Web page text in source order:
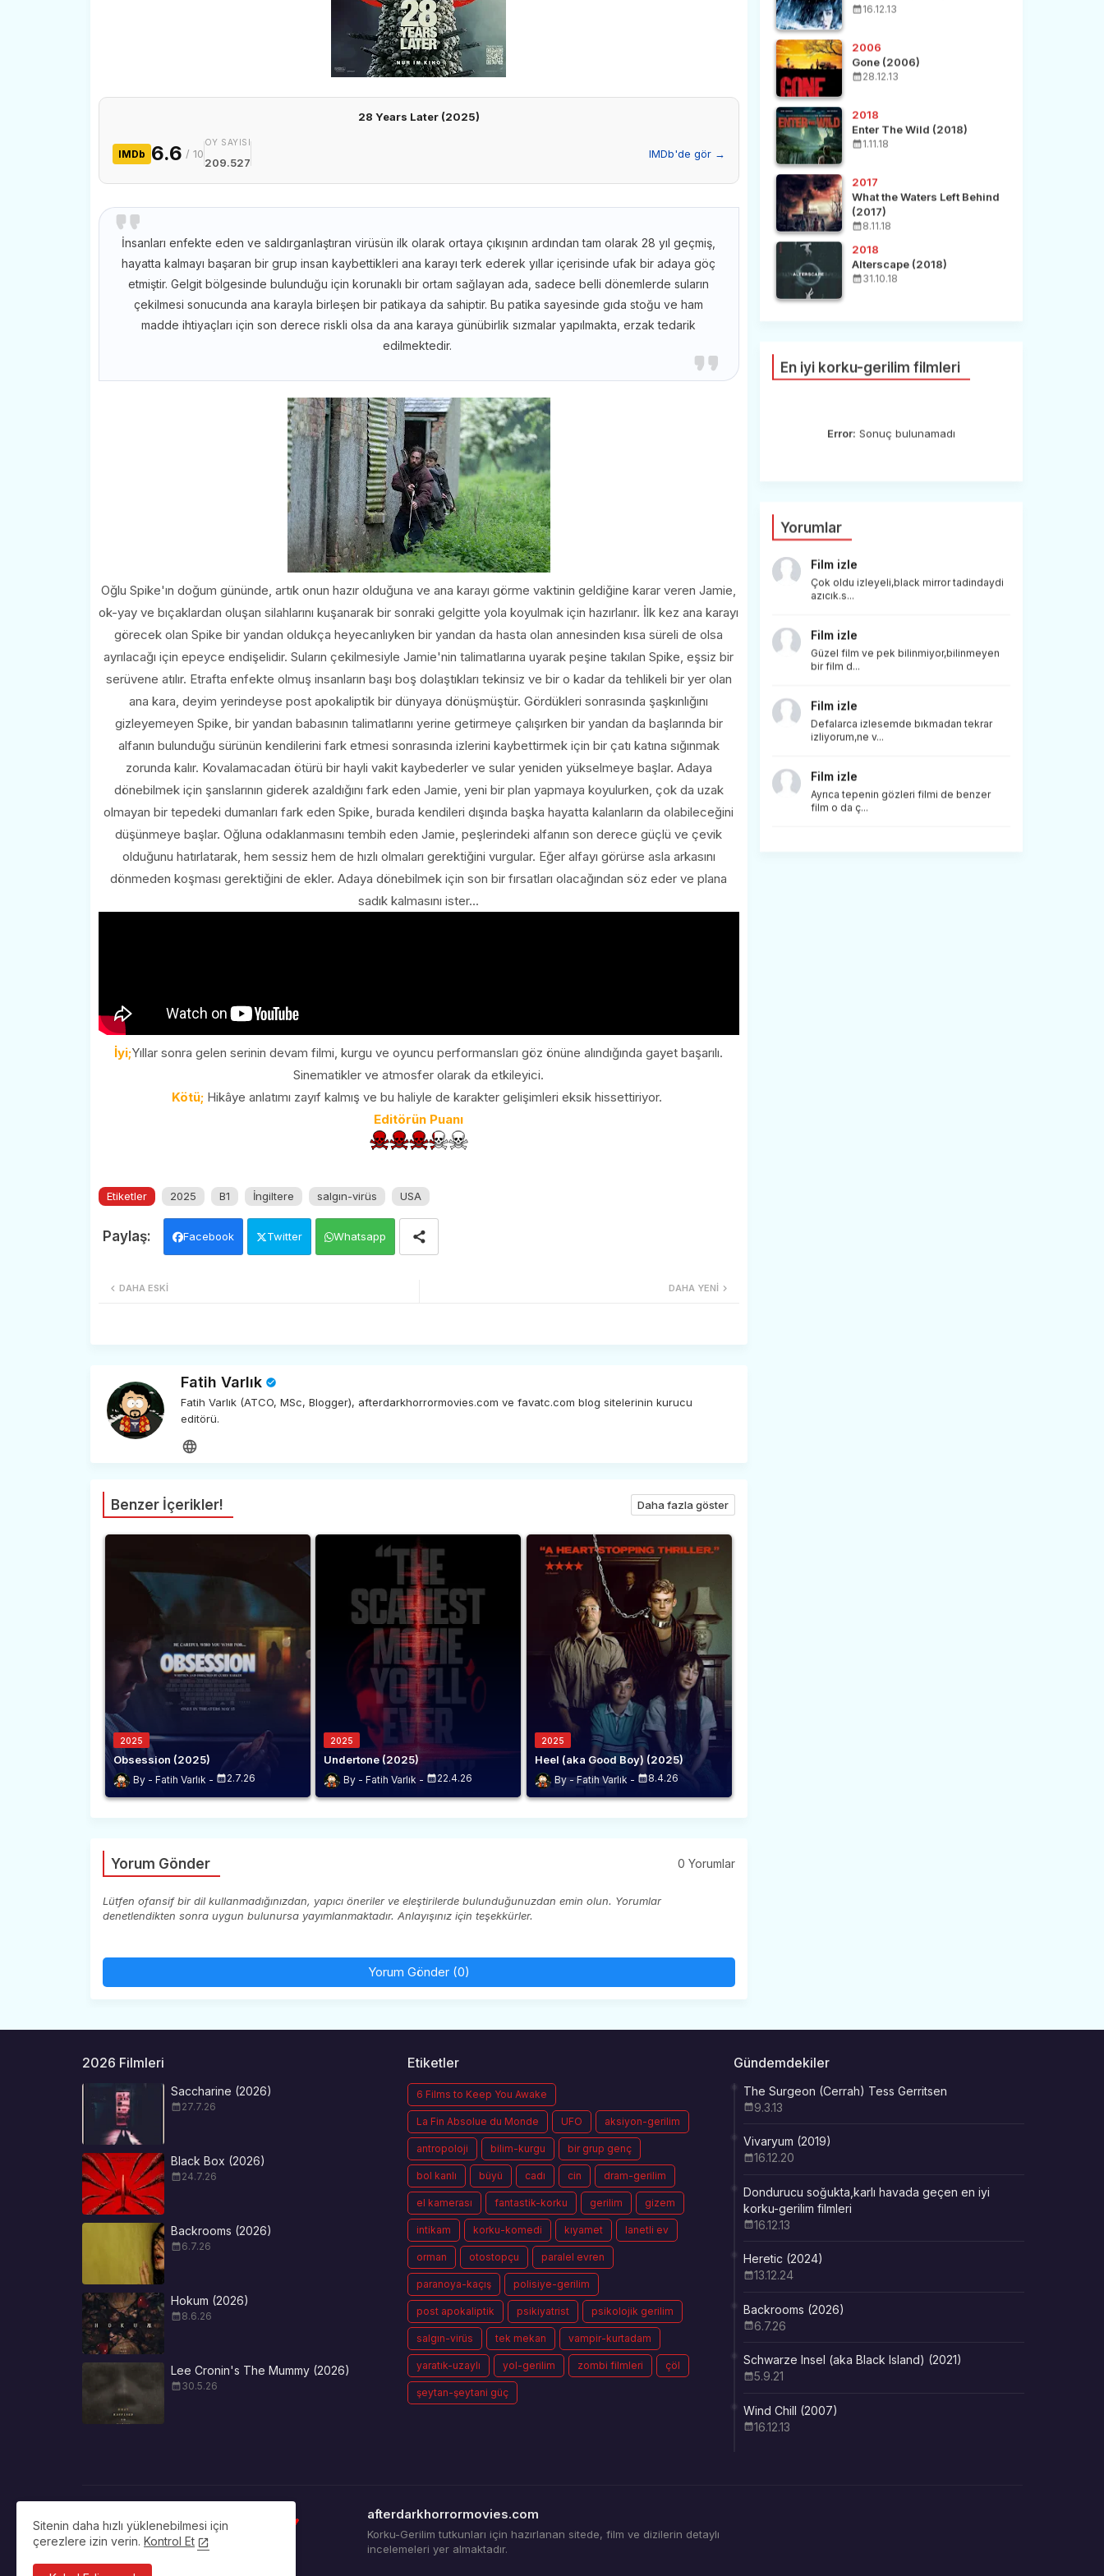
28 Years Later (2025)
IMDb 6.6 / 10
OY SAYISI
209.527
IMDb'de gör →
İnsanları enfekte eden ve saldırganlaştıran virüsün ilk olarak ortaya çıkışının ardından tam olarak 28 yıl geçmiş,
hayatta kalmayı başaran bir grup insan kaybettikleri ana karayı terk ederek yıllar içerisinde ufak bir adaya göç
etmiştir. Gelgit bölgesinde bulunduğu için korunaklı bir ortam sağlayan ada, sadece belli dönemlerde suların
çekilmesi sonucunda ana karayla birleşen bir patikaya da sahiptir. Bu patika sayesinde gıda stoğu ve ham
madde ihtiyaçları için son derece riskli olsa da ana karaya günübirlik sızmalar yapılmakta, erzak tedarik
edilmektedir.
Oğlu Spike'ın doğum gününde, artık onun hazır olduğuna ve ana karayı görme vaktinin geldiğine karar veren Jamie,
ok-yay ve bıçaklardan oluşan silahlarını kuşanarak bir sonraki gelgitte yola koyulmak için hazırlanır. İlk kez ana karayı
görecek olan Spike bir yandan oldukça heyecanlıyken bir yandan da hasta olan annesinden kısa süreli de olsa
ayrılacağı için epeyce endişelidir. Suların çekilmesiyle Jamie'nin talimatlarına uyarak peşine takılan Spike, eşsiz bir
serüvene atılır. Etrafta enfekte olmuş insanların başı boş dolaştıkları tekinsiz ve bir o kadar da tehlikeli bir yer olan
ana kara, deyim yerindeyse post apokaliptik bir dünyaya dönüşmüştür. Gördükleri sonrasında şaşkınlığını
gizleyemeyen Spike, bir yandan babasının talimatlarını yerine getirmeye çalışırken bir yandan da başlarında bir
alfanın bulunduğu sürünün kendilerini fark etmesi sonrasında izlerini kaybettirmek için bir çatı katına sığınmak
zorunda kalır. Kovalamacadan ötürü bir hayli vakit kaybederler ve sular yeniden yükselmeye başlar. Adaya
dönebilmek için şanslarının giderek azaldığını fark eden Jamie, yeni bir plan yapmaya koyulurken, çok da uzak
olmayan bir tepedeki dumanları fark eden Spike, burada kendileri dışında başka hayatta kalanların da olabileceğini
düşünmeye başlar. Oğluna odaklanmasını tembih eden Jamie, peşlerindeki alfanın son derece güçlü ve çevik
olduğunu hatırlatarak, hem sessiz hem de hızlı olmaları gerektiğini vurgular. Eğer alfayı görürse asla arkasını
dönmeden koşması gerektiğini de ekler. Adaya dönebilmek için son bir fırsatları olacağından söz eder ve plana
sadık kalmasını ister...
İyi;Yıllar sonra gelen serinin devam filmi, kurgu ve oyuncu performansları göz önüne alındığında gayet başarılı.
Sinematikler ve atmosfer olarak da etkileyici.
Kötü; Hikâye anlatımı zayıf kalmış ve bu haliyle de karakter gelişimleri eksik hissettiriyor.
Editörün Puanı
Etiketler 2025 B1 İngiltere salgın-virüs USA
Facebook Twitter Whatsapp
DAHA YENI
DAHA ESKI
Fatih Varlık
Fatih Varlık (ATCO, MSc, Blogger), afterdarkhorrormovies.com ve favatc.com blog sitelerinin kurucu
editörü.
Benzer İçerikler! Daha fazla göster
2025
Obsession (2025)
Fatih Varlık 2.7.26
2025
Undertone (2025)
Fatih Varlık 22.4.26
2025
Heel (aka Good Boy) (2025)
Fatih Varlık 8.4.26
Yorum Gönder 0 Yorumlar
Lütfen ofansif bir dil kullanmadığınızdan, yapıcı öneriler ve eleştirilerde bulunduğunuzdan emin olun. Yorumlar
denetlendikten sonra uygun bulunursa yayımlanmaktadır. Anlayışınız için teşekkürler.
Yorum Gönder (0)
16.12.13
2006
Gone (2006)
28.12.13
2018
Enter The Wild (2018)
1.11.18
2017
What the Waters Left Behind
(2017)
8.11.18
2018
Alterscape (2018)
31.10.18
En iyi korku-gerilim filmleri
Error: Sonuç bulunamadı
Yorumlar
Film izle
Çok oldu izleyeli,black mirror tadindaydi
azıcık.s...
Film izle
Güzel film ve pek bilinmiyor,bilinmeyen
bir film d...
Film izle
Defalarca izlesemde bıkmadan tekrar
izliyorum,ne v...
Film izle
Ayrıca tepenin gözleri filmi de benzer
film o da ç...
2026 Filmleri
Saccharine (2026)
27.7.26
Black Box (2026)
24.7.26
Backrooms (2026)
6.7.26
Hokum (2026)
8.6.26
Lee Cronin's The Mummy (2026)
30.5.26
Etiketler
6 Films to Keep You Awake
La Fin Absolue du Monde UFO aksiyon-gerilim
antropoloji bilim-kurgu bir grup genç
bol kanlı büyü cadı cin dram-gerilim
el kamerası fantastik-korku gerilim gizem
intikam korku-komedi kıyamet lanetli ev
orman otostopçu paralel evren
paranoya-kaçış polisiye-gerilim
post apokaliptik psikiyatrist psikolojik gerilim
salgın-virüs tek mekan vampir-kurtadam
yaratık-uzaylı yol-gerilim zombi filmleri çöl
şeytan-şeytani güç
Gündemdekiler
The Surgeon (Cerrah) Tess Gerritsen
9.3.13
Vivaryum (2019)
16.12.20
Dondurucu soğukta,karlı havada geçen en iyi
korku-gerilim filmleri
16.12.13
Heretic (2024)
13.12.24
Backrooms (2026)
6.7.26
Schwarze Insel (aka Black Island) (2021)
5.9.21
Wind Chill (2007)
16.12.13
afterdarkhorrormovies.com
Korku-Gerilim tutkunları için hazırlanan sitede, film ve dizilerin detaylı
incelemeleri yer almaktadır.
Sitenin daha hızlı yüklenebilmesi için
çerezlere izin verin. Kontrol Et